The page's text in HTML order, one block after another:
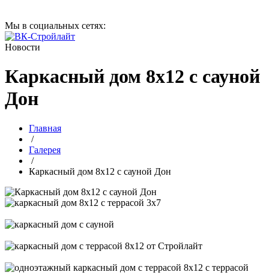
Мы в социальных сетях:
Новости
Каркасный дом 8х12 с сауной
Дон
Главная
/
Галерея
/
Каркасный дом 8х12 с сауной Дон